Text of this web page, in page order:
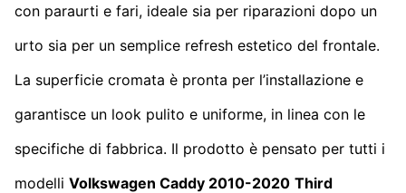
con paraurti e fari, ideale sia per riparazioni dopo un
urto sia per un semplice refresh estetico del frontale.
La superficie cromata è pronta per l’installazione e
garantisce un look pulito e uniforme, in linea con le
specifiche di fabbrica. Il prodotto è pensato per tutti i
modelli Volkswagen Caddy 2010-2020 Third